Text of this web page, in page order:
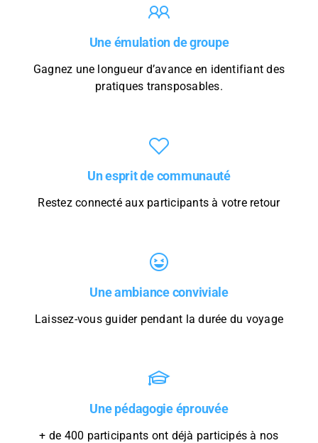
Une émulation de groupe
Gagnez une longueur d’avance en identifiant des
pratiques transposables.
Un esprit de communauté
Restez connecté aux participants à votre retour
Une ambiance conviviale
Laissez-vous guider pendant la durée du voyage
Une pédagogie éprouvée
+ de 400 participants ont déjà participés à nos